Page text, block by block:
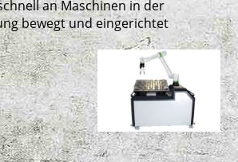
an Maschinen in der
bewegt und eingerichtet